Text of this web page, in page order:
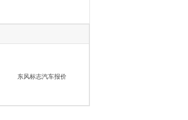
东风标志汽车报价